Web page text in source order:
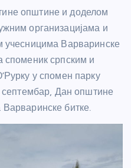
општине и доделом
организацијама и
учесницима Варваринске
споменик српским и
у спомен парку
септембар, Дан општине
битке.